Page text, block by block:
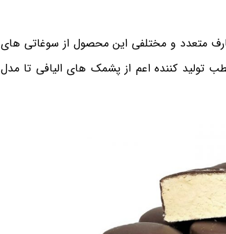
متعدد و مختلفی این محصول از سوغاتی های
تولید کننده اعم از پشمک های الیافی تا مدل